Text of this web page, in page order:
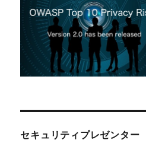
セキュリティプレゼンター